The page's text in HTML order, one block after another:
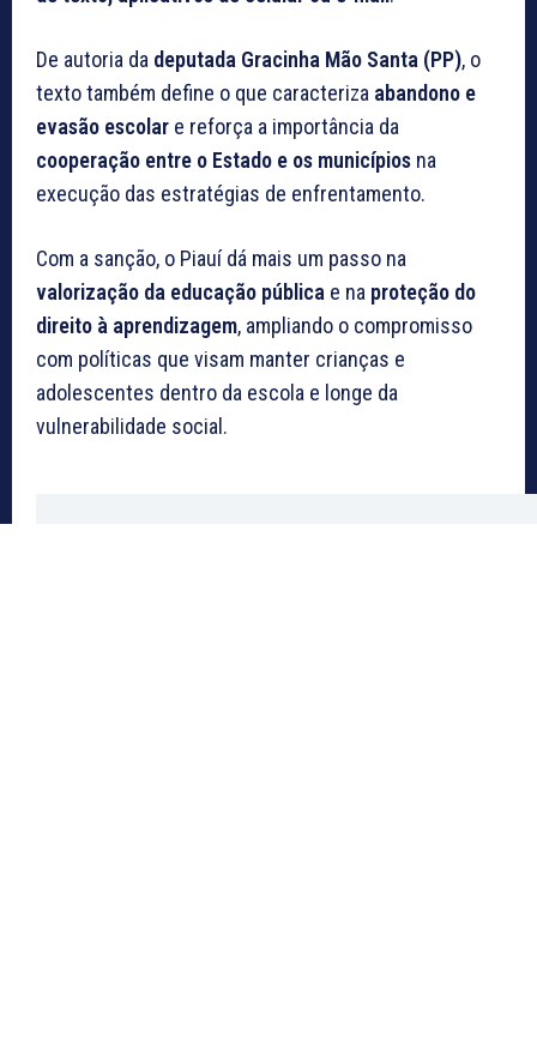
De autoria da deputada Gracinha Mão Santa (PP), o
texto também define o que caracteriza abandono e
evasão escolar e reforça a importância da
cooperação entre o Estado e os municípios na
execução das estratégias de enfrentamento.
Com a sanção, o Piauí dá mais um passo na
valorização da educação pública e na proteção do
direito à aprendizagem, ampliando o compromisso
com políticas que visam manter crianças e
adolescentes dentro da escola e longe da
vulnerabilidade social.